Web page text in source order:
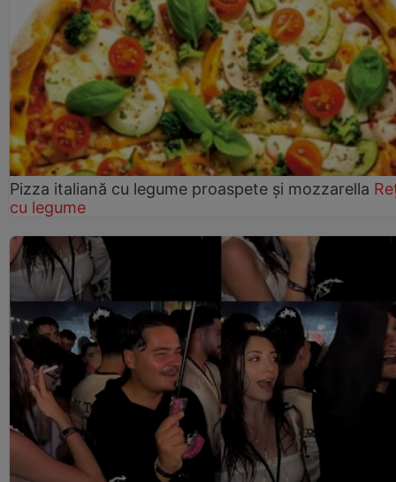
Pizza italiană cu legume proaspete și mozzarella
cu legume